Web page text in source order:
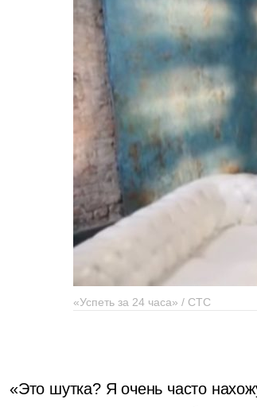
«Успеть за 24 часа» / СТС
«Это шутка? Я очень часто